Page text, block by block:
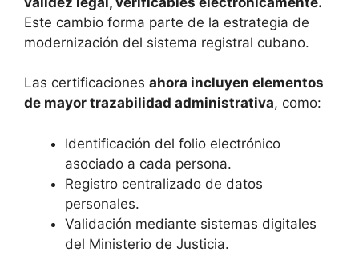
Este cambio forma parte de la estrategia de
modernización del sistema registral cubano.
Las certificaciones ahora incluyen elementos
de mayor trazabilidad administrativa, como:
Identificación del folio electrónico
asociado a cada persona.
Registro centralizado de datos
personales.
Validación mediante sistemas digitales
del Ministerio de Justicia.